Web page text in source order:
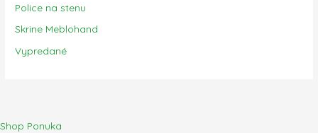
Police na stenu
Skrine Meblohand
Vypredané
Shop Ponuka